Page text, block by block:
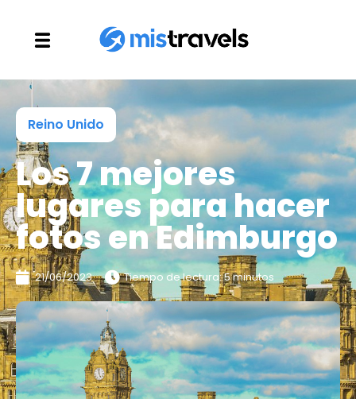
Reino Unido
Los 7 mejores
lugares para hacer
fotos en Edimburgo
21/06/2023 Tiempo de lectura: 5 minutos